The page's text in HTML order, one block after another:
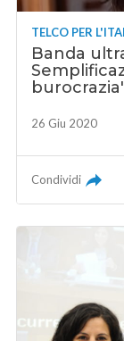
TELCO PER
Banda
26 Giu 2020
Condividi